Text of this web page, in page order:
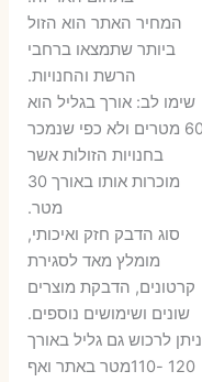
9 ₪.
6 ₪.המחיר האתר הוא הזול
ביותר שתמצאו ברחבי
הרשת והחנויות.
שימו לב: אורך בגליל הוא
60 מטרים ולא כפי שנמכר
בחנויות הזולות אשר
מוכרות אותו באורך 30
מטר.
סוג הדבק חזק ואיכותי,
מומלץ מאד לסגירת
קרטונים, הדבקת מוצרים
שונים ושימושים נוספים.
ניתן לרכוש גם גליל באורך
120 -110מטר באתר ואף